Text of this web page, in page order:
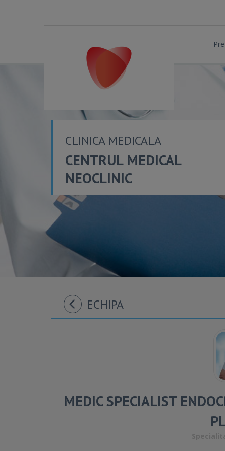
CLINICA MEDICALA
CENTRUL MEDICAL
NEOCLINIC
ECHIPA
MEDIC SPECIALIST